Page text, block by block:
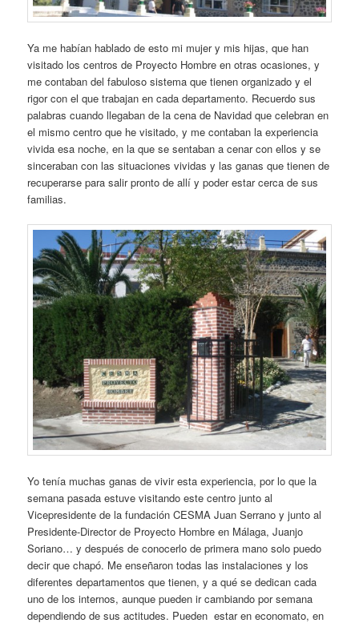
Ya me habían hablado de esto mi mujer y mis hijas, que han
visitado los centros de Proyecto Hombre en otras ocasiones, y
me contaban del fabuloso sistema que tienen organizado y el
rigor con el que trabajan en cada departamento. Recuerdo sus
palabras cuando llegaban de la cena de Navidad que celebran en
el mismo centro que he visitado, y me contaban la experiencia
vivida esa noche, en la que se sentaban a cenar con ellos y se
sinceraban con las situaciones vividas y las ganas que tienen de
recuperarse para salir pronto de allí y poder estar cerca de sus
familias.
Yo tenía muchas ganas de vivir esta experiencia, por lo que la
semana pasada estuve visitando este centro junto al
Vicepresidente de la fundación CESMA Juan Serrano y junto al
Presidente-Director de Proyecto Hombre en Málaga, Juanjo
Soriano… y después de conocerlo de primera mano solo puedo
decir que chapó. Me enseñaron todas las instalaciones y los
diferentes departamentos que tienen, y a qué se dedican cada
uno de los internos, aunque pueden ir cambiando por semana
dependiendo de sus actitudes. Pueden estar en economato, en